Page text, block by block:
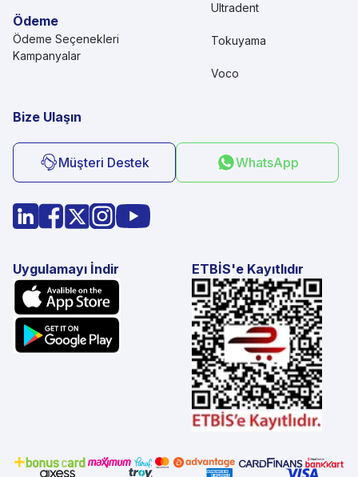
Ödeme
Ödeme Seçenekleri
Kampanyalar
Ultradent
Tokuyama
Voco
Bize Ulaşın
Müşteri Destek WhatsApp
Uygulamayı İndir ETBİS'e Kayıtlıdır